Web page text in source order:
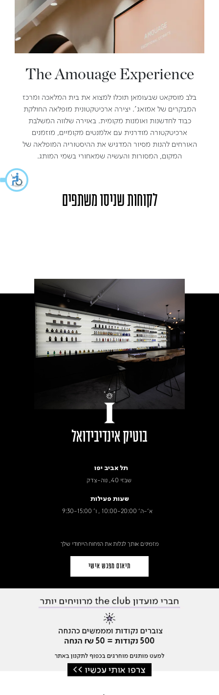
The Amouage Experience
בלב מוסקאט שבעומאן תוכלו למצוא את בית המלאכה ומרכז
המבקרים של אמואג'. יצירה ארכיטקטונית מופלאה החולקת
כבוד לחדשנות ואומנות מקומית. באוירה שלווה המשלבת
ארכיטקטורה מודרנית עם אלמנטים מקומיים, מוזמנים
האורחים להנות מסיור המדגיש את ההיסטוריה המופלאה של
המקום, המסורות והעשיה שמאחורי בשמי המותג.
לקוחות שניסו משתפים
בוטיק אינדיבידואל
תל אביב יפו
שבזי 40, נוה-צדק
שעות פעילות
א׳-ה׳ 10:00-20:00 , ו' 9:30-15:00
מזמינים אותך לגלות את הניחוח הייחודי שלך
תיאום מפגש אישי